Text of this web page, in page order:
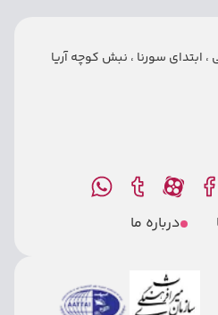
ابتدای سورنا ، نبش کوچه آریا
درباره ما